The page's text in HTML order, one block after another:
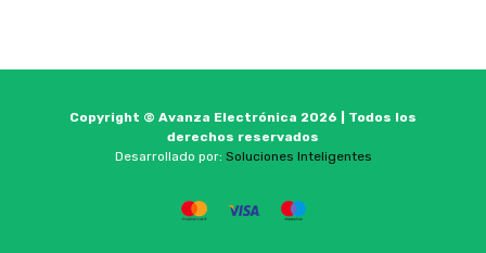
Copyright © Avanza Electrónica 2026 | Todos los
derechos reservados
Desarrollado por: Soluciones Inteligentes